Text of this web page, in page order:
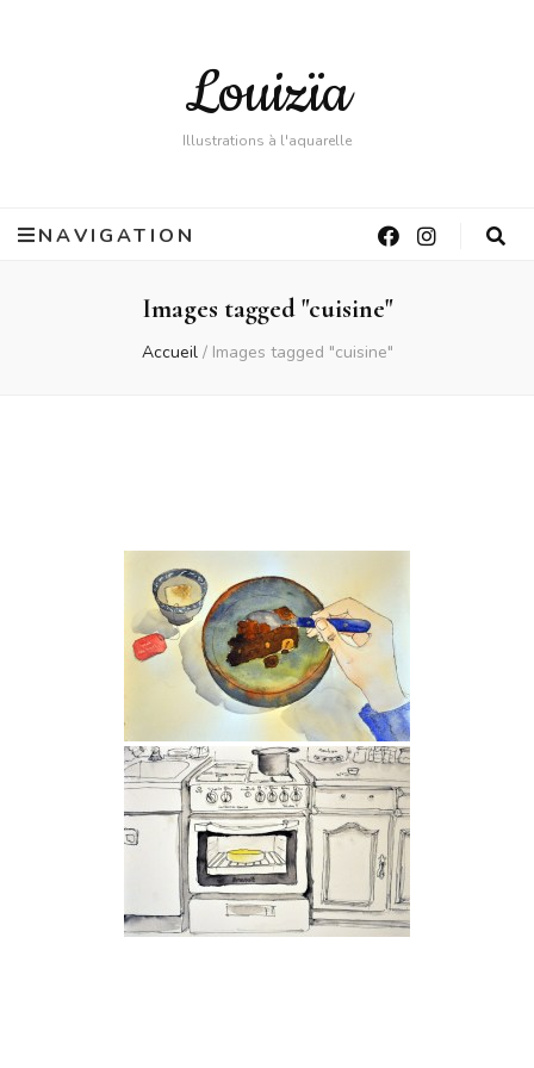
Louizïa
Illustrations à l'aquarelle
NAVIGATION
Images tagged "cuisine"
Accueil / Images tagged "cuisine"